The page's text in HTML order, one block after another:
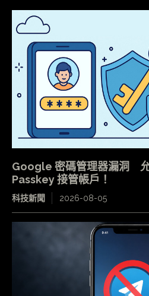
Google 密碼管理器漏洞
Passkey 接管帳戶！
科技新聞 2026-08-05